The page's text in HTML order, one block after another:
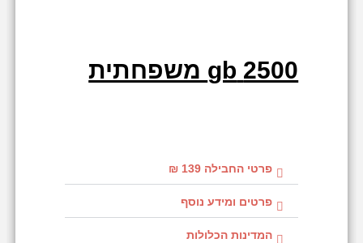
2500 gb משפחתית
פרטי החבילה 139 ₪
פרטים ומידע נוסף
המדינות הכלולות